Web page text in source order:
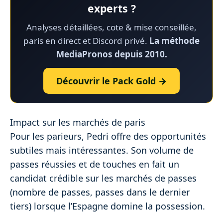
experts ?
Analyses détaillées, cote & mise conseillée,
paris en direct et Discord privé. La méthode
MediaPronos depuis 2010.
Découvrir le Pack Gold →
Impact sur les marchés de paris
Pour les parieurs, Pedri offre des opportunités
subtiles mais intéressantes. Son volume de
passes réussies et de touches en fait un
candidat crédible sur les marchés de passes
(nombre de passes, passes dans le dernier
tiers) lorsque l’Espagne domine la possession.